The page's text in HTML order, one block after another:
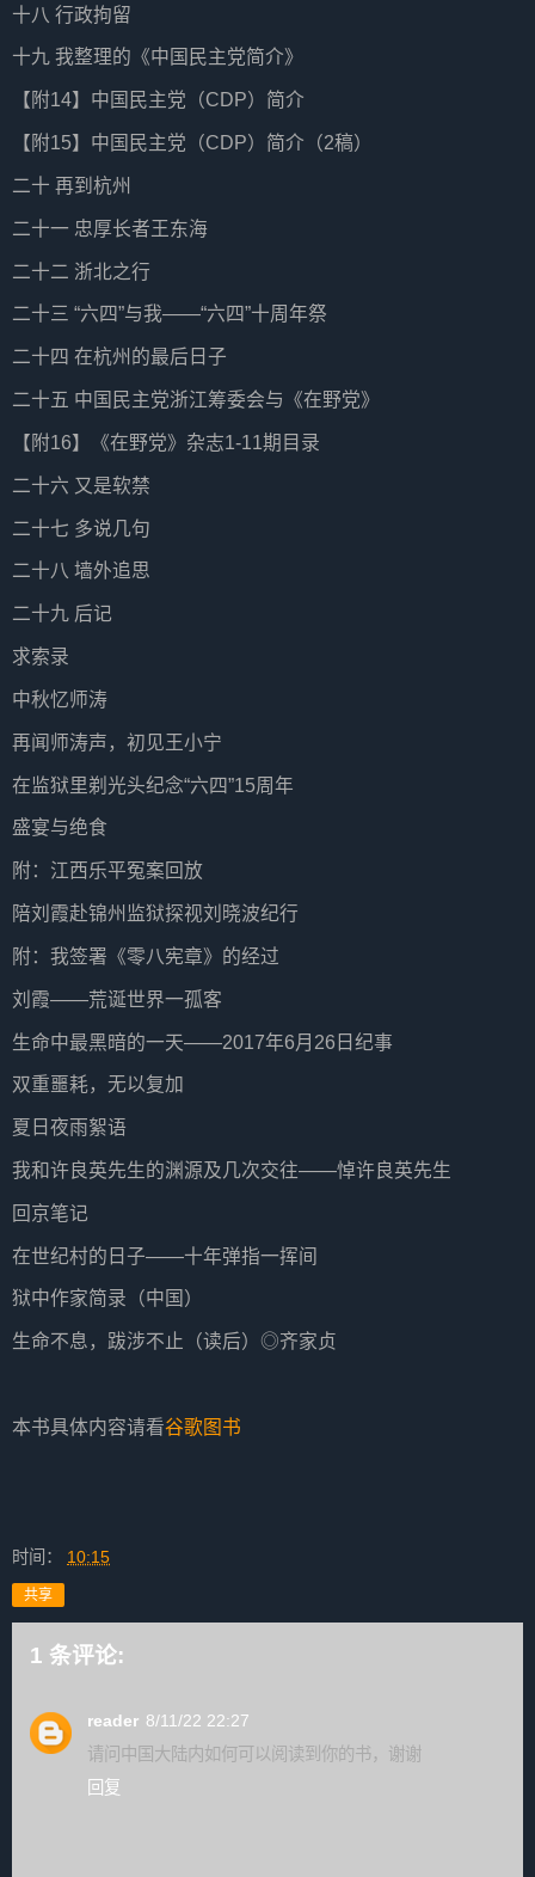
十八 行政拘留
十九 我整理的《中国民主党简介》
【附14】中国民主党（CDP）简介
【附15】中国民主党（CDP）简介（2稿）
二十 再到杭州
二十一 忠厚长者王东海
二十二 浙北之行
二十三 “六四”与我——“六四”十周年祭
二十四 在杭州的最后日子
二十五 中国民主党浙江筹委会与《在野党》
【附16】《在野党》杂志1-11期目录
二十六 又是软禁
二十七 多说几句
二十八 墙外追思
二十九 后记
求索录
中秋忆师涛
再闻师涛声，初见王小宁
在监狱里剃光头纪念“六四”15周年
盛宴与绝食
附：江西乐平冤案回放
陪刘霞赴锦州监狱探视刘晓波纪行
附：我签署《零八宪章》的经过
刘霞——荒诞世界一孤客
生命中最黑暗的一天——2017年6月26日纪事
双重噩耗，无以复加
夏日夜雨絮语
我和许良英先生的渊源及几次交往——悼许良英先生
回京笔记
在世纪村的日子——十年弹指一挥间
狱中作家简录（中国）
生命不息，跋涉不止（读后）◎齐家贞
本书具体内容请看谷歌图书
时间： 10:15
共享
1 条评论:
reader 8/11/22 22:27
请问中国大陆内如何可以阅读到你的书，谢谢
回复